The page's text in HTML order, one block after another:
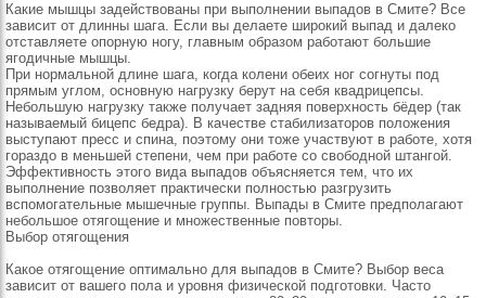
Какие мышцы задействованы при выполнении выпадов в Смите? Все
зависит от длинны шага. Если вы делаете широкий выпад и далеко
отставляете опорную ногу, главным образом работают большие
ягодичные мышцы.
При нормальной длине шага, когда колени обеих ног согнуты под
прямым углом, основную нагрузку берут на себя квадрицепсы.
Небольшую нагрузку также получает задняя поверхность бёдер (так
называемый бицепс бедра). В качестве стабилизаторов положения
выступают пресс и спина, поэтому они тоже участвуют в работе, хотя
гораздо в меньшей степени, чем при работе со свободной штангой.
Эффективность этого вида выпадов объясняется тем, что их
выполнение позволяет практически полностью разгрузить
вспомогательные мышечные группы. Выпады в Смите предполагают
небольшое отягощение и множественные повторы.
Выбор отягощения
Какое отягощение оптимально для выпадов в Смите? Выбор веса
зависит от вашего пола и уровня физической подготовки. Часто